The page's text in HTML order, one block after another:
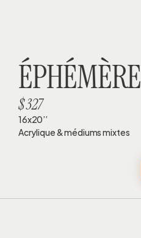
ÉPHÉMÈRE
$ 327
Acrylique & médiums mixtes
16x20’’